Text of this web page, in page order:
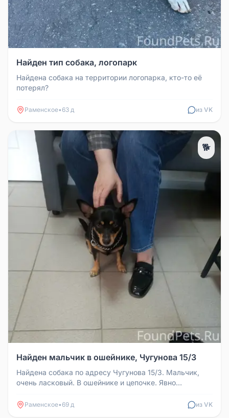
Найден тип собака, логопарк
Найдена собака на территории логопарка, кто-то её
потерял?
Раменское•63 д из VK
🐕
Найден мальчик в ошейнике, Чугунова 15/3
Найдена собака по адресу Чугунова 15/3. Мальчик,
очень ласковый. В ошейнике и цепочке. Явно
Раменское•69 д из VK